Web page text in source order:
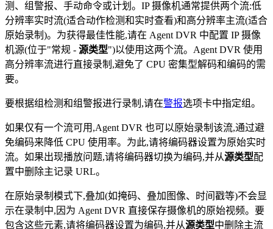
测、组警报、手动命令或计划。IP 摄像机通常提供两个流:低
分辨率实时流(适合动作检测和实时查看)和高分辨率主流(适合
原始录制)。为获得最佳性能,请在 Agent DVR 中配置 IP 摄像
机源(位于"常规 - 源类型")以使用这两个流。Agent DVR 使用
高分辨率流进行直接录制,避免了 CPU 密集型解码和编码的需
要。
要根据组检测和组警报进行录制,请在警报选项卡中指定组。
如果仅有一个流可用,Agent DVR 也可以原始录制该流,通过避
免编码来降低 CPU 使用率。为此,请将编码器设置为原始实时
流。如果出现播放问题,请将编码器切换为编码,并从源类型配
置中删除主记录 URL。
在原始录制模式下,叠加(如掩码、叠加图像、时间戳等)不会显
示在录制中,因为 Agent DVR 直接保存摄像机的原始视频。要
包含这些元素,请将编码器设置为编码,并从源类型中删除主流